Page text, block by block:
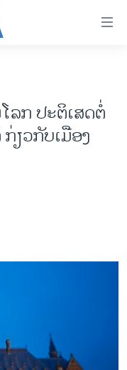
ລກ ປະຕິເສດ​ຕໍ່​
ຽວກັບເມືອງ